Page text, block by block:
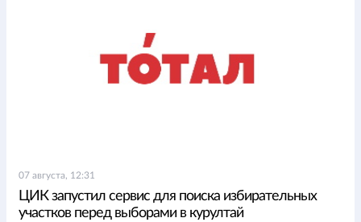
07 августа, 12:31
ЦИК запустил сервис для поиска избирательных
участков перед выборами в курултай